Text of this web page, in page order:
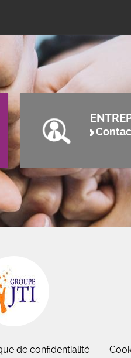
de confidentialité